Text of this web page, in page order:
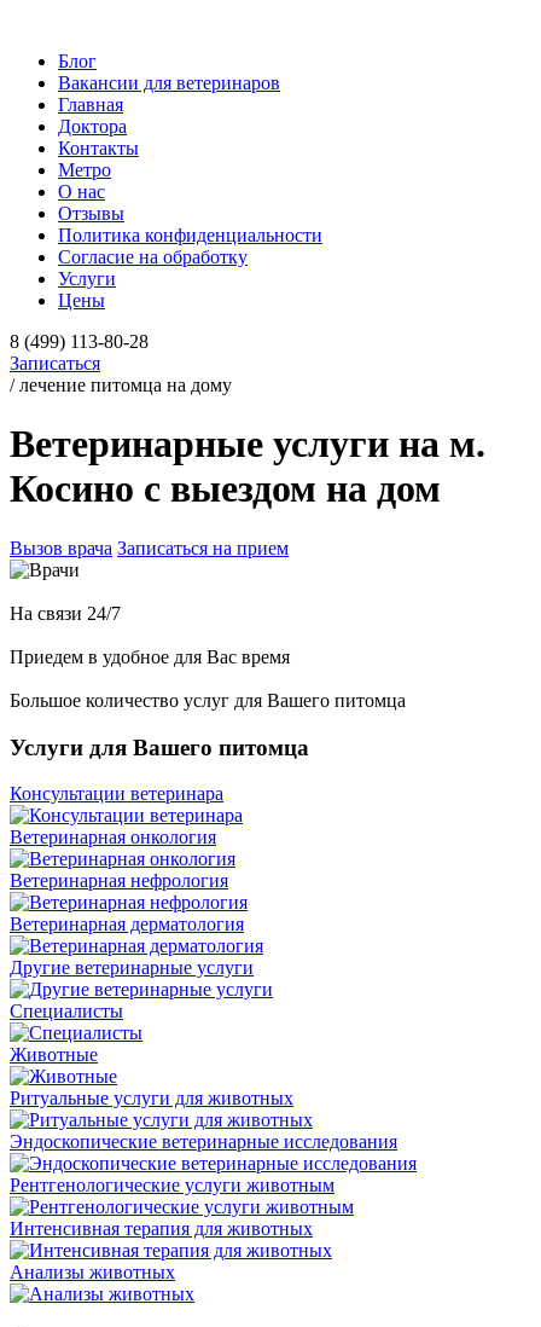
Блог
Вакансии для ветеринаров
Главная
Доктора
Контакты
Метро
О нас
Отзывы
Политика конфиденциальности
Согласие на обработку
Услуги
Цены
8 (499) 113-80-28
Записаться
/ лечение питомца на дому
Ветеринарные услуги на м.
Косино с выездом на дом
Вызов врача Записаться на прием
На связи 24/7
Приедем в удобное для Вас время
Большое количество услуг для Вашего питомца
Услуги для Вашего питомца
Консультации ветеринара
Ветеринарная онкология
Ветеринарная нефрология
Ветеринарная дерматология
Другие ветеринарные услуги
Специалисты
Животные
Ритуальные услуги для животных
Эндоскопические ветеринарные исследования
Рентгенологические услуги животным
Интенсивная терапия для животных
Анализы животных